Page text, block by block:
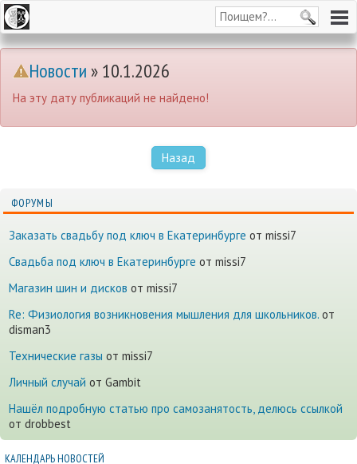
Новости» 10.1.2026
На эту дату публикаций не найдено!
Назад
ФОРУМЫ
Заказать свадьбу под ключ в Екатеринбурге от missi7
Cвадьба под ключ в Екатеринбурге от missi7
Магазин шин и дисков от missi7
Re: Физиология возникновения мышления для школьников. от
disman3
Технические газы от missi7
Личный случай от Gambit
Нашёл подробную статью про самозанятость, делюсь ссылкой
от drobbest
КАЛЕНДАРЬ НОВОСТЕЙ